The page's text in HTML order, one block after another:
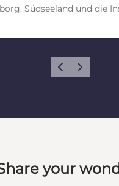
Südseeland und die
ZurückWeiter
your